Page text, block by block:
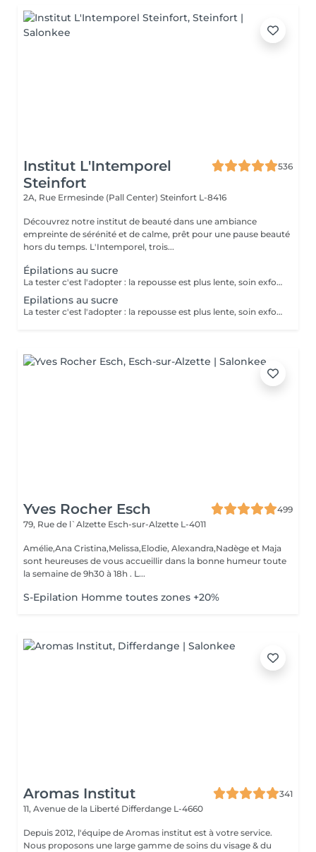
Institut L'Intemporel
Steinfort
536
2A, Rue Ermesinde (Pall Center) Steinfort L-8416
Découvrez notre institut de beauté dans une ambiance
empreinte de sérénité et de calme, prêt pour une pause beauté
hors du temps. L'Intemporel, trois...
Épilations au sucre
La tester c'est l'adopter : la repousse est plus lente, soin exfoliant en même temps, plus efficace sur le long terme.
Epilations au sucre
La tester c'est l'adopter : la repousse est plus lente, soin exfoliant en même temps, plus efficace sur le long terme.
Yves Rocher Esch
499
79, Rue de l`Alzette Esch-sur-Alzette L-4011
Amélie,Ana Cristina,Melissa,Elodie, Alexandra,Nadège et Maja
sont heureuses de vous accueillir dans la bonne humeur toute
la semaine de 9h30 à 18h . L...
S-Epilation Homme toutes zones +20%
Aromas Institut
341
11, Avenue de la Liberté Differdange L-4660
Depuis 2012, l'équipe de Aromas institut est à votre service.
Nous proposons une large gamme de soins du visage & du